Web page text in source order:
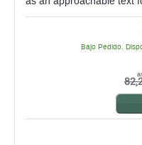
TÉCNICAS
Iván Padrón González,